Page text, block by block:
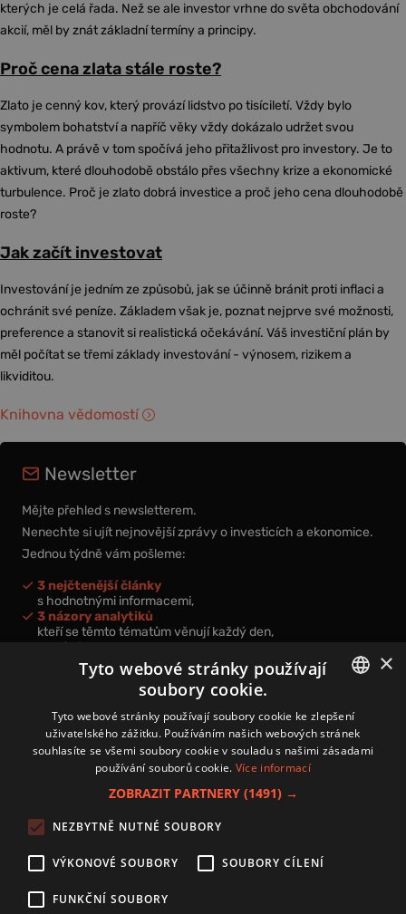
kterých je celá řada. Než se ale investor vrhne do světa obchodování
akcií, měl by znát základní termíny a principy.
Proč cena zlata stále roste?
Zlato je cenný kov, který provází lidstvo po tisíciletí. Vždy bylo
symbolem bohatství a napříč věky vždy dokázalo udržet svou
hodnotu. A právě v tom spočívá jeho přitažlivost pro investory. Je to
aktivum, které dlouhodobě obstálo přes všechny krize a ekonomické
turbulence. Proč je zlato dobrá investice a proč jeho cena dlouhodobě
roste?
Jak začít investovat
Investování je jedním ze způsobů, jak se účinně bránit proti inflaci a
ochránit své peníze. Základem však je, poznat nejprve své možnosti,
preference a stanovit si realistická očekávání. Váš investiční plán by
měl počítat se třemi základy investování - výnosem, rizikem a
likviditou.
Knihovna vědomostí
Newsletter
Mějte přehled s newsletterem.
Nenechte si ujít nejnovější zprávy o investicích a ekonomice.
Jednou týdně vám pošleme:
3 nejčtenější články
s hodnotnými informacemi,
3 názory analytiků
kteří se těmto tématům věnují každý den,
nová videa a podcasty
k prohloubení vašich znalostí.
Přihlášením k newsletteru vyjadřujete svůj souhlas spodmínkami
zpracování osobních údajů.
Zásady používání souborů cookies
Autoři
Nastavení cookies
CZECH
×
Tyto webové stránky používají
soubory cookie.
Tyto webové stránky používají soubory cookie ke zlepšení
uživatelského zážitku. Používáním našich webových stránek
souhlasíte se všemi soubory cookie v souladu s našimi zásadami
používání souborů cookie. Více informací
ZOBRAZIT PARTNERY (1491) →
NEZBYTNĚ NUTNÉ SOUBORY
VÝKONOVÉ SOUBORY SOUBORY CÍLENÍ
FUNKČNÍ SOUBORY